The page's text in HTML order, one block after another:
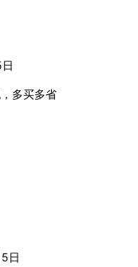
日
多买多省
5日